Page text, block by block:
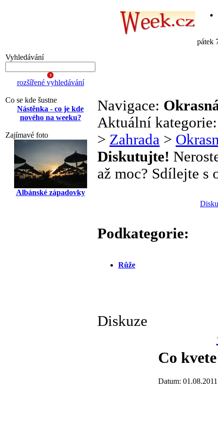
pátek
Vyhledávání
rozšířené vyhledávání
Co se kde šustne
Nástěnka - co je kde
nového na weeku?
Zajímavé foto
Albánské západovky
Navigace:
Aktuální
> Zahrada >
Diskutujte!
až moc? Sdílejte s
Podkategorie:
Růže
Diskuze
Co
Datum: